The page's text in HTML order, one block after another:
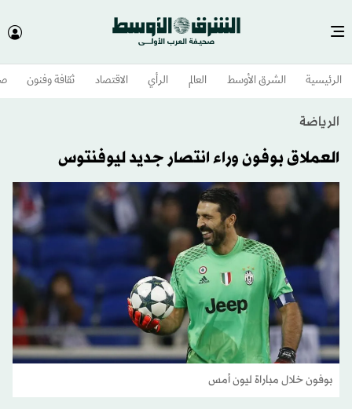
الرئيسية الشرق الأوسط​ العالم الرأي الاقتصاد ثقافة وفنون
الرياضة
العملاق بوفون وراء انتصار جديد ليوفنتوس
بوفون خلال مباراة ليون أمس